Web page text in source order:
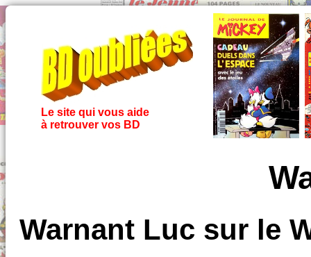
Le site qui vous aide
à retrouver vos BD
Warnant Luc sur le